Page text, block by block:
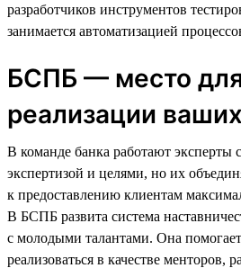
разработчиков инструментов
занимается автоматизацией
БСПБ — место
реализации
В команде банка работают эксперты
экспертизой и целями, но их
к предоставлению клиентам
В БСПБ развита система
с молодыми талантами. Она
реализоваться в качестве менторов,